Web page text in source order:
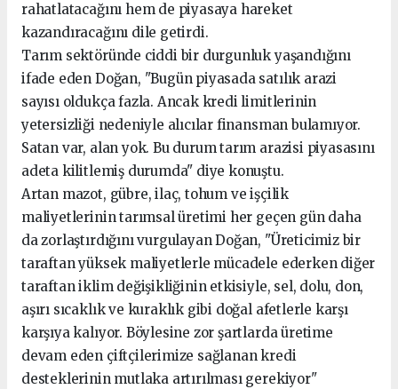
rahatlatacağını hem de piyasaya hareket
kazandıracağını dile getirdi.
Tarım sektöründe ciddi bir durgunluk yaşandığını
ifade eden Doğan, "Bugün piyasada satılık arazi
sayısı oldukça fazla. Ancak kredi limitlerinin
yetersizliği nedeniyle alıcılar finansman bulamıyor.
Satan var, alan yok. Bu durum tarım arazisi piyasasını
adeta kilitlemiş durumda" diye konuştu.
Artan mazot, gübre, ilaç, tohum ve işçilik
maliyetlerinin tarımsal üretimi her geçen gün daha
da zorlaştırdığını vurgulayan Doğan, "Üreticimiz bir
taraftan yüksek maliyetlerle mücadele ederken diğer
taraftan iklim değişikliğinin etkisiyle, sel, dolu, don,
aşırı sıcaklık ve kuraklık gibi doğal afetlerle karşı
karşıya kalıyor. Böylesine zor şartlarda üretime
devam eden çiftçilerimize sağlanan kredi
desteklerinin mutlaka artırılması gerekiyor"